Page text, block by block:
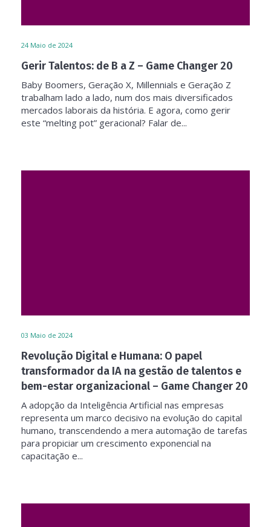
24 Maio de 2024
Gerir Talentos: de B a Z – Game Changer 20
Baby Boomers, Geração X, Millennials e Geração Z
trabalham lado a lado, num dos mais diversificados
mercados laborais da história. E agora, como gerir
este “melting pot” geracional? Falar de...
03 Maio de 2024
Revolução Digital e Humana: O papel
transformador da IA na gestão de talentos e
bem-estar organizacional – Game Changer 20
A adopção da Inteligência Artificial nas empresas
representa um marco decisivo na evolução do capital
humano, transcendendo a mera automação de tarefas
para propiciar um crescimento exponencial na
capacitação e...